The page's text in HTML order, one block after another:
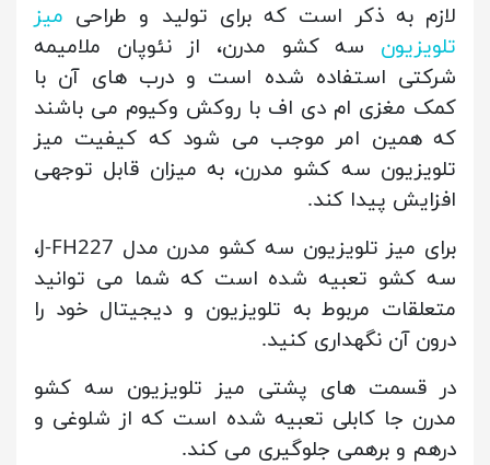
لازم به ذکر است که برای تولید و طراحی میز
تلویزیون سه کشو مدرن، از نئوپان ملامیمه
شرکتی استفاده شده است و درب های آن با
کمک مغزی ام دی اف با روکش وکیوم می باشند
که همین امر موجب می شود که کیفیت میز
تلویزیون سه کشو مدرن، به میزان قابل توجهی
افزایش پیدا کند.
برای میز تلویزیون سه کشو مدرن مدل J-FH227،
سه کشو تعبیه شده است که شما می توانید
متعلقات مربوط به تلویزیون و دیجیتال خود را
درون آن نگهداری کنید.
در قسمت های پشتی میز تلویزیون سه کشو
مدرن جا کابلی تعبیه شده است که از شلوغی و
درهم و برهمی جلوگیری می کند.